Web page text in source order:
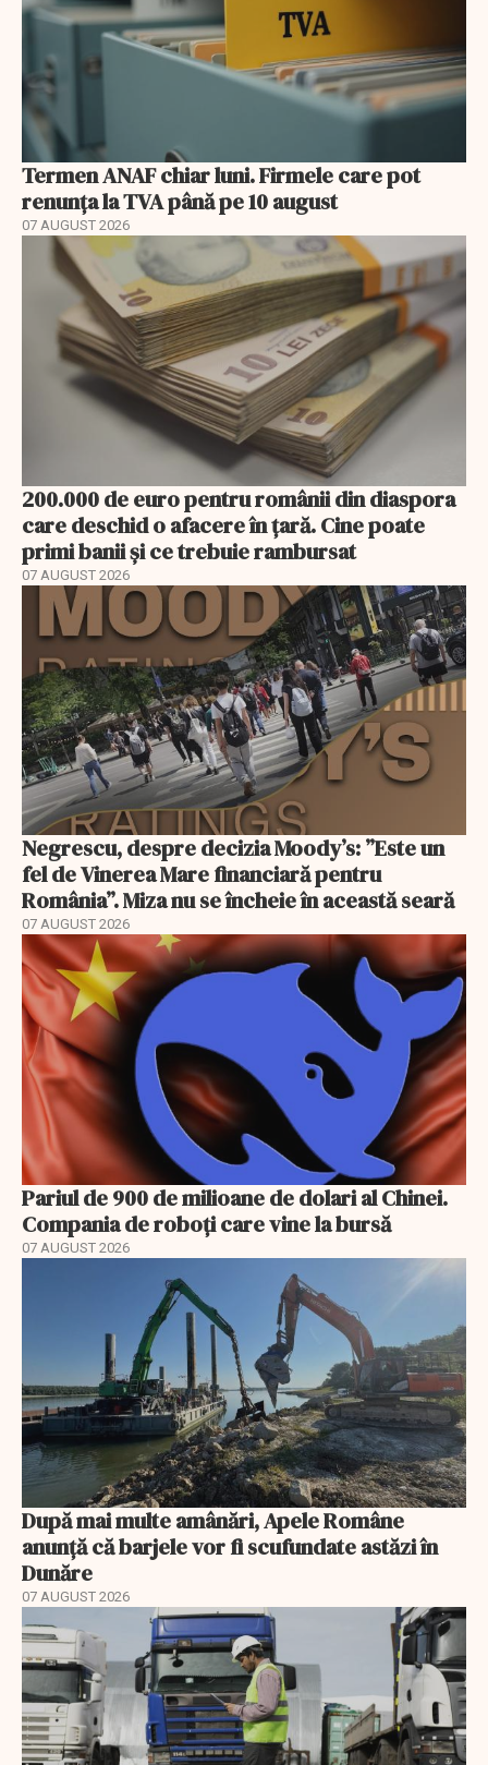
Termen ANAF chiar luni. Firmele care pot
renunța la TVA până pe 10 august
07 AUGUST 2026
200.000 de euro pentru românii din diaspora
care deschid o afacere în țară. Cine poate
primi banii și ce trebuie rambursat
07 AUGUST 2026
Negrescu, despre decizia Moody’s: ”Este un
fel de Vinerea Mare financiară pentru
România”. Miza nu se încheie în această seară
07 AUGUST 2026
Pariul de 900 de milioane de dolari al Chinei.
Compania de roboți care vine la bursă
07 AUGUST 2026
După mai multe amânări, Apele Române
anunță că barjele vor fi scufundate astăzi în
Dunăre
07 AUGUST 2026